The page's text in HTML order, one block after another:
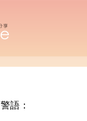
警語：